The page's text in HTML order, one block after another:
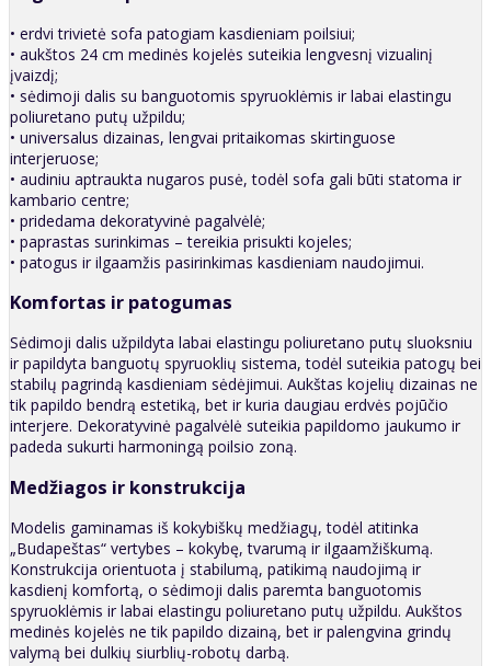
• erdvi trivietė sofa patogiam kasdieniam poilsiui;
• aukštos 24 cm medinės kojelės suteikia lengvesnį vizualinį
įvaizdį;
• sėdimoji dalis su banguotomis spyruoklėmis ir labai elastingu
poliuretano putų užpildu;
• universalus dizainas, lengvai pritaikomas skirtinguose
interjeruose;
• audiniu aptraukta nugaros pusė, todėl sofa gali būti statoma ir
kambario centre;
• pridedama dekoratyvinė pagalvėlė;
• paprastas surinkimas – tereikia prisukti kojeles;
• patogus ir ilgaamžis pasirinkimas kasdieniam naudojimui.
Komfortas ir patogumas
Sėdimoji dalis užpildyta labai elastingu poliuretano putų sluoksniu
ir papildyta banguotų spyruoklių sistema, todėl suteikia patogų bei
stabilų pagrindą kasdieniam sėdėjimui. Aukštas kojelių dizainas ne
tik papildo bendrą estetiką, bet ir kuria daugiau erdvės pojūčio
interjere. Dekoratyvinė pagalvėlė suteikia papildomo jaukumo ir
padeda sukurti harmoningą poilsio zoną.
Medžiagos ir konstrukcija
Modelis gaminamas iš kokybiškų medžiagų, todėl atitinka
„Budapeštas“ vertybes – kokybę, tvarumą ir ilgaamžiškumą.
Konstrukcija orientuota į stabilumą, patikimą naudojimą ir
kasdienį komfortą, o sėdimoji dalis paremta banguotomis
spyruoklėmis ir labai elastingu poliuretano putų užpildu. Aukštos
medinės kojelės ne tik papildo dizainą, bet ir palengvina grindų
valymą bei dulkių siurblių-robotų darbą.